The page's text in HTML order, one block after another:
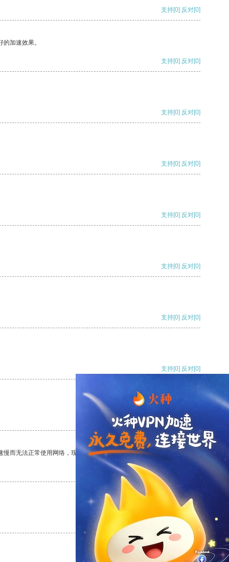
支持[0] 反对[0]
加速效果。
支持[0] 反对[0]
支持[0] 反对[0]
支持[0] 反对[0]
支持[0] 反对[0]
支持[0] 反对[0]
支持[0] 反对[0]
支持[0] 反对[0]
支持[0] 反对
而无法正常使用网络，现在有了这个app，我再也不用担心了。
支持
反对 [0]